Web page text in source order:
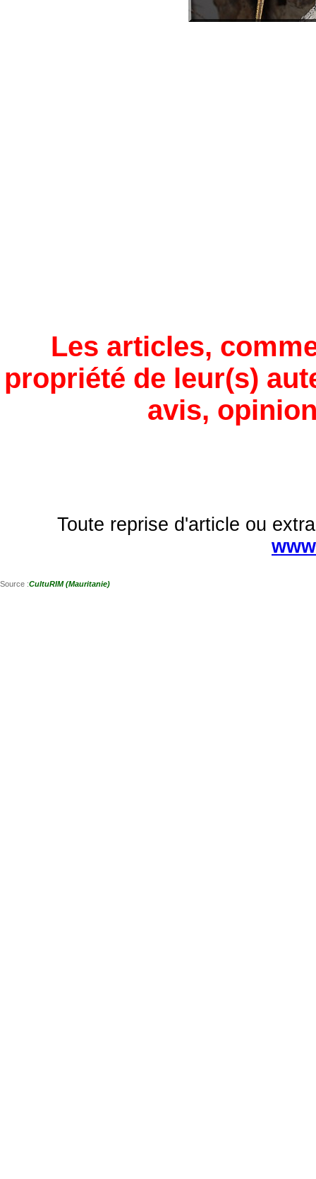
Les articles,
propriété de leur(s)
avis,
Toute reprise d'article ou
Source :CultuRIM (Mauritanie)